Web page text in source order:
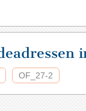
OF_27-2